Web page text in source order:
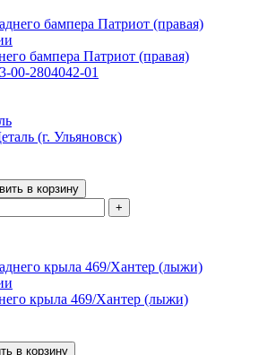
бампера Патриот (правая)
00-2804042-01
(г. Ульяновск)
в корзину
+
крыла 469/Хантер (лыжи)
в корзину